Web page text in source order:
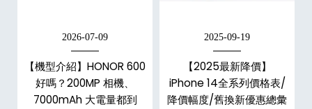
2026-07-09
【機型介紹】HONOR 600
好嗎？200MP 相機、
7000mAh 大電量都到
2025-09-19
【2025最新降價】
iPhone 14全系列價格表/
降價幅度/舊換新優惠總彙